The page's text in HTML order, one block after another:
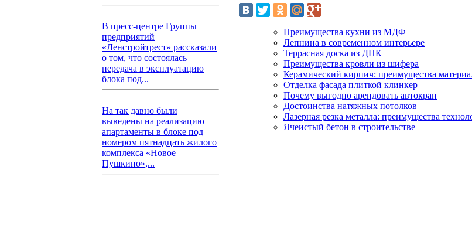
В пресс-центре Группы
предприятий
«Ленстройтрест» рассказали
о том, что состоялась
передача в эксплуатацию
блока под...
На так давно были
выведены на реализацию
апартаменты в блоке под
номером пятнадцать жилого
комплекса «Новое
Пушкино»,...
Преимущества кухни из МДФ
Лепнина в современном интерьере
Террасная доска из ДПК
Преимущества кровли из шифера
Керамический кирпич: преимущества
Отделка фасада плиткой клинкер
Почему выгодно арендовать автокран
Достоинства натяжных потолков
Лазерная резка металла: преимущества
Ячеистый бетон в строительстве